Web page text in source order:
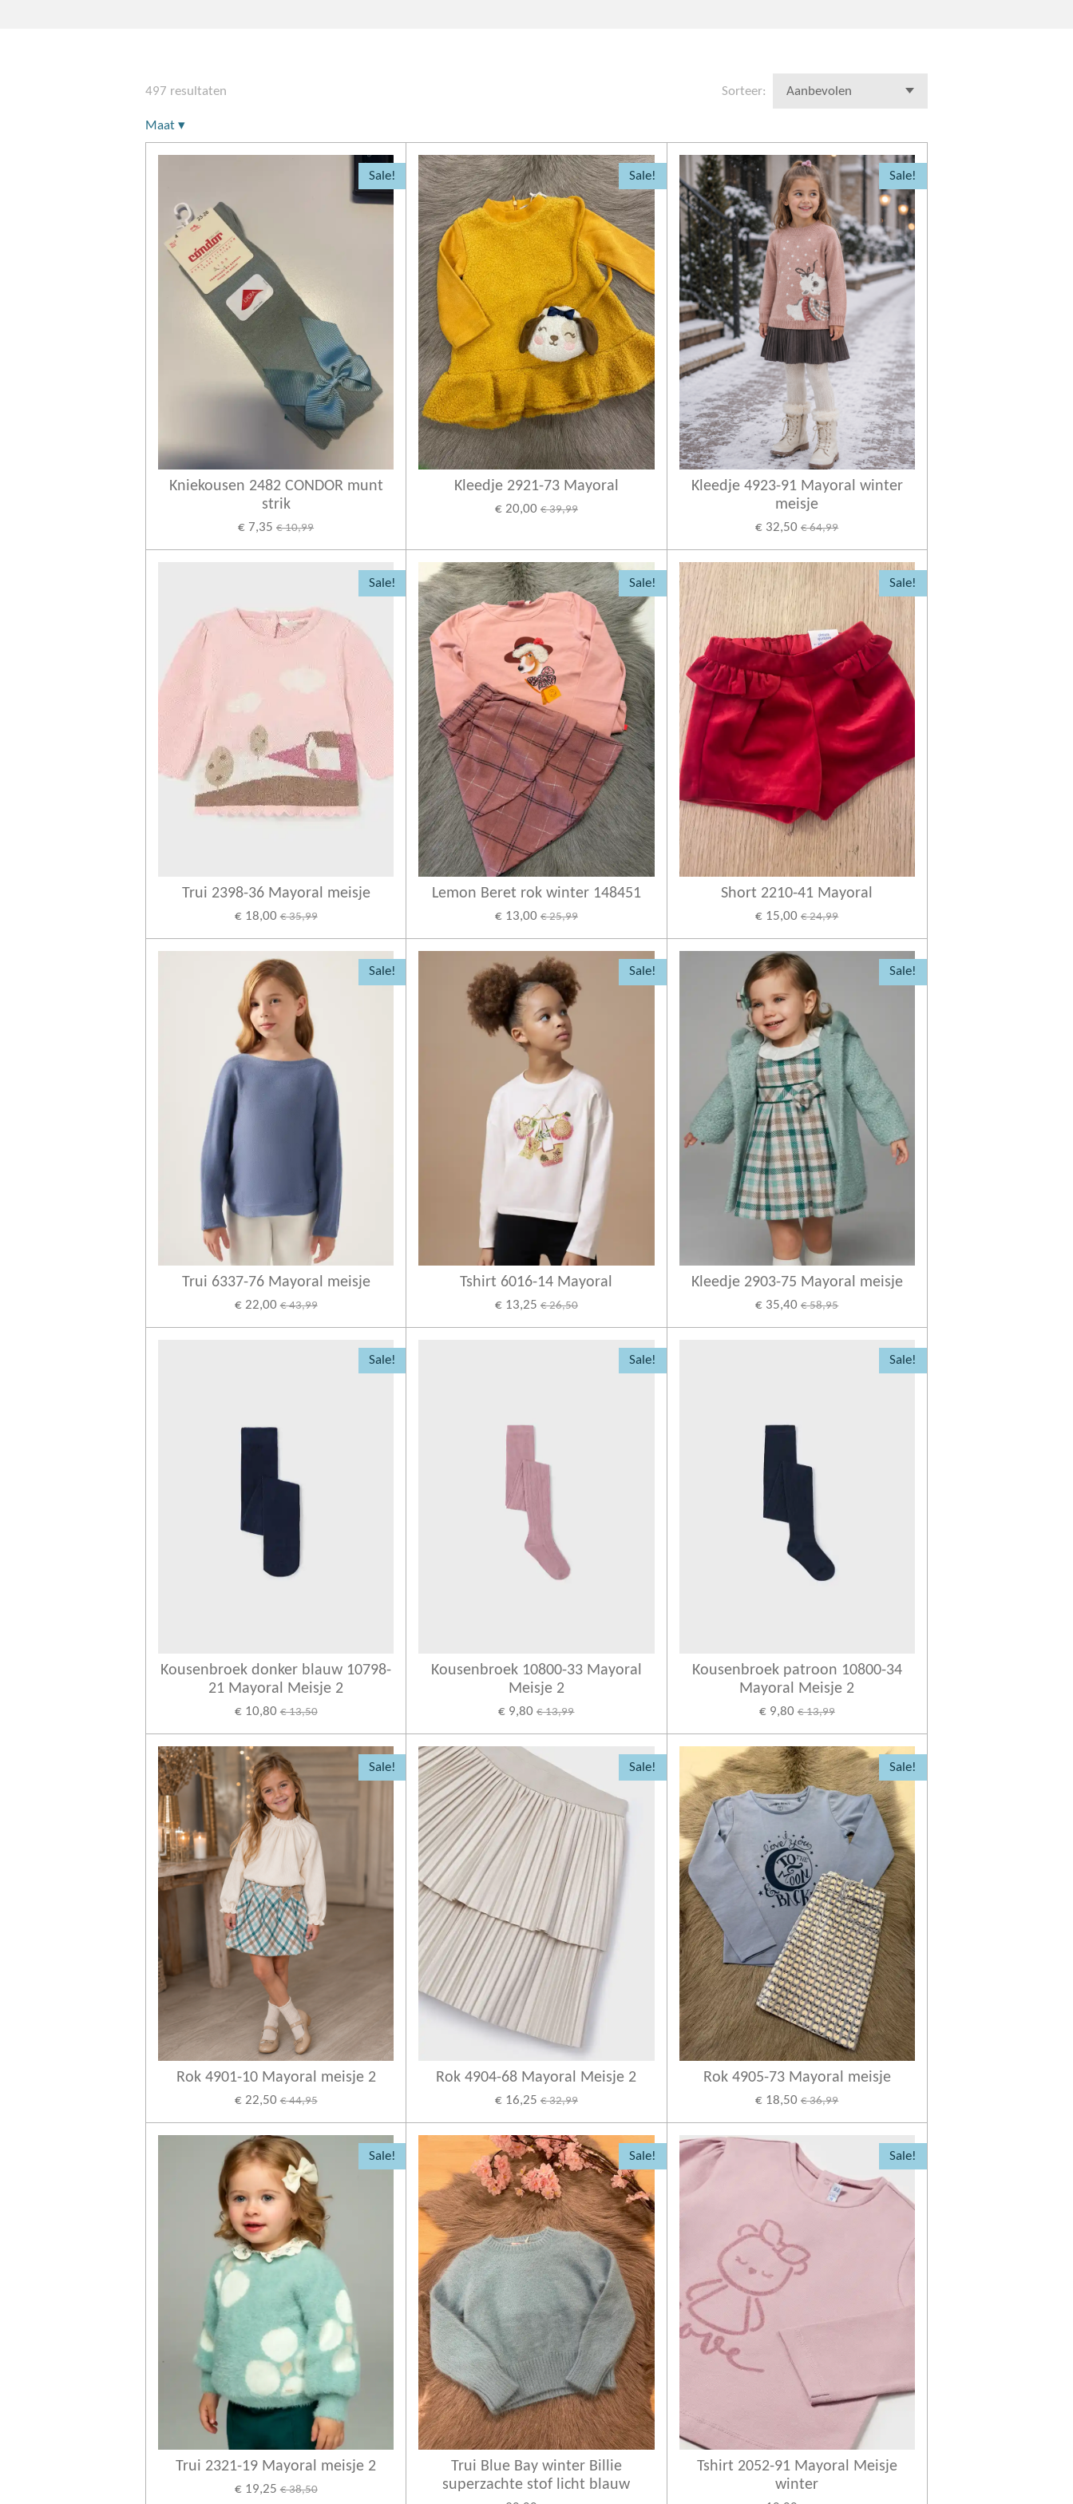
497 resultaten Sorteer:
Maat ▾
Sale!
Kniekousen 2482 CONDOR munt
strik
€ 7,35 € 10,99
Sale!
Kleedje 2921-73 Mayoral
€ 20,00 € 39,99
Sale!
Kleedje 4923-91 Mayoral winter
meisje
€ 32,50 € 64,99
Sale!
Trui 2398-36 Mayoral meisje
€ 18,00 € 35,99
Sale!
Lemon Beret rok winter 148451
€ 13,00 € 25,99
Sale!
Short 2210-41 Mayoral
€ 15,00 € 24,99
Sale!
Trui 6337-76 Mayoral meisje
€ 22,00 € 43,99
Sale!
Tshirt 6016-14 Mayoral
€ 13,25 € 26,50
Sale!
Kleedje 2903-75 Mayoral meisje
€ 35,40 € 58,95
Sale!
Kousenbroek donker blauw 10798-
21 Mayoral Meisje 2
€ 10,80 € 13,50
Sale!
Kousenbroek 10800-33 Mayoral
Meisje 2
€ 9,80 € 13,99
Sale!
Kousenbroek patroon 10800-34
Mayoral Meisje 2
€ 9,80 € 13,99
Sale!
Rok 4901-10 Mayoral meisje 2
€ 22,50 € 44,95
Sale!
Rok 4904-68 Mayoral Meisje 2
€ 16,25 € 32,99
Sale!
Rok 4905-73 Mayoral meisje
€ 18,50 € 36,99
Sale!
Trui 2321-19 Mayoral meisje 2
€ 19,25 € 38,50
Sale!
Trui Blue Bay winter Billie
superzachte stof licht blauw
Sale!
Tshirt 2052-91 Mayoral Meisje
winter